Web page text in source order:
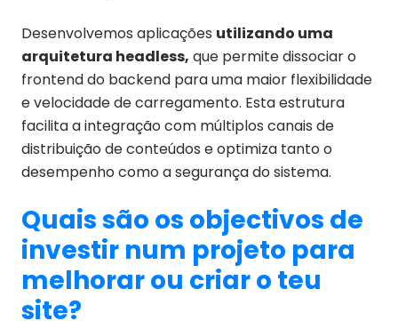
Desenvolvemos aplicações utilizando uma
arquitetura headless, que permite dissociar o
frontend do backend para uma maior flexibilidade
e velocidade de carregamento. Esta estrutura
facilita a integração com múltiplos canais de
distribuição de conteúdos e optimiza tanto o
desempenho como a segurança do sistema.
Quais são os objectivos de
investir num projeto para
melhorar ou criar o teu
site?